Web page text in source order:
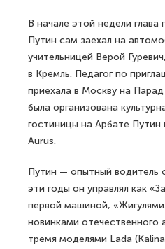
В начале этой недели глава
Путин сам заехал на
учительницей Верой
в Кремль. Педагог по
приехала в Москву на
была организована
гостиницы на Арбате
Aurus.
Путин — опытный водитель
эти годы он управлял как
первой машиной,
новинками
тремя моделями Lada